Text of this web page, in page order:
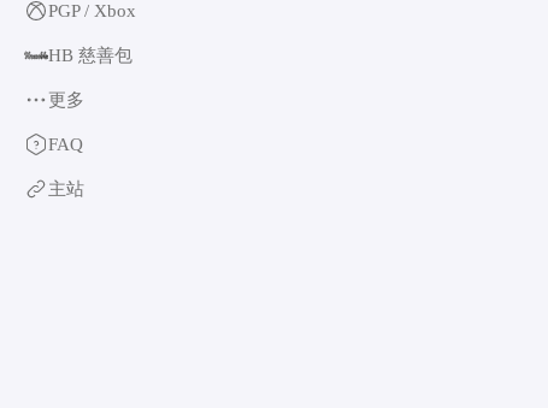
PGP / Xbox
HB 慈善包
更多
FAQ
主站